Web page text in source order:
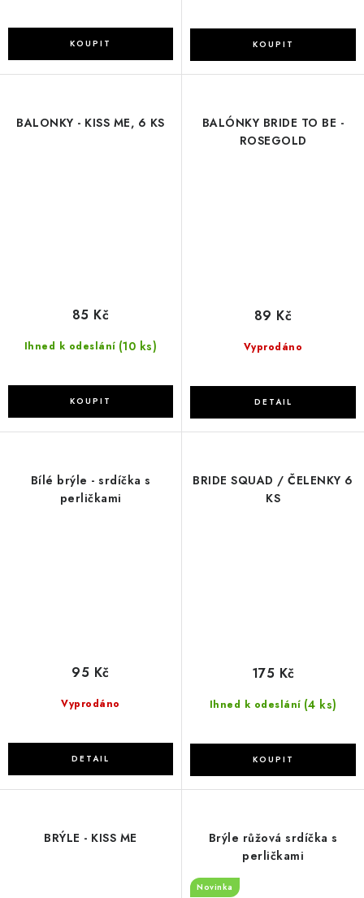
BALONKY - KISS ME, 6 KS
Ihned k odeslání (10 ks)
85 Kč
BALÓNKY BRIDE TO BE -
ROSEGOLD
Vyprodáno
89 Kč
Bílé brýle - srdíčka s
perličkami
Vyprodáno
95 Kč
BRIDE SQUAD / ČELENKY 6
KS
Ihned k odeslání (4 ks)
175 Kč
BRÝLE - KISS ME
Brýle růžová srdíčka s
perličkami
Novinka